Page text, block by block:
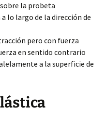
la probeta
lo largo de la dirección de
pero con fuerza
en sentido contrario
a la superficie de